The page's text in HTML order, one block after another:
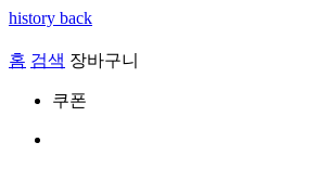
history back
홈 검색 장바구니
쿠폰